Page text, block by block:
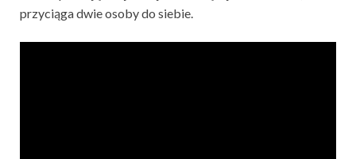
przyciąga dwie osoby do siebie.